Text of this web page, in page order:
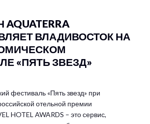
ВЛАДИВОСТОК НА
«ПЯТЬ ЗВЕЗД»
фестиваль «Пять звезд» при
отельной премии
HOTEL AWARDS – это сервис,